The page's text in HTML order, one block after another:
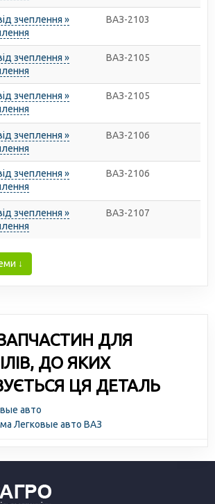
зчеплення »
ВАЗ-2103
зчеплення »
ВАЗ-2105
зчеплення »
ВАЗ-2105
зчеплення »
ВАЗ-2106
зчеплення »
ВАЗ-2106
зчеплення »
ВАЗ-2107
↓
ДЛЯ
ДО ЯКИХ
ЦЯ ДЕТАЛЬ
авто
Легковые авто ВАЗ